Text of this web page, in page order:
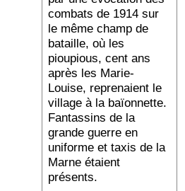
combats de 1914 sur
le même champ de
bataille, où les
pioupious, cent ans
après les Marie-
Louise, reprenaient le
village à la baïonnette.
Fantassins de la
grande guerre en
uniforme et taxis de la
Marne étaient
présents.